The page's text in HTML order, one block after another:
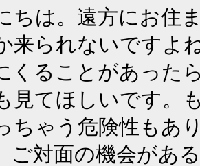
ちは。遠方にお住
来られないですよ
くることがあった
見てほしいです。
ちゃう危険性もあ
ご対面の機会があ